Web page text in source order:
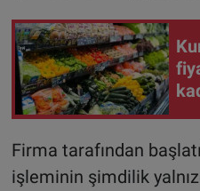
Firma tarafından
işleminin şimdilik